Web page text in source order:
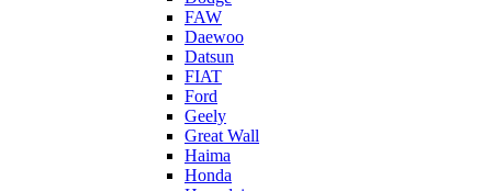
FAW
Daewoo
Datsun
FIAT
Ford
Geely
Great Wall
Haima
Honda